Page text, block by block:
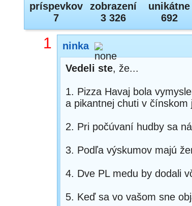
príspevkov
7
zobrazení
3 326
unikátne
692
1 ninka
Vedeli ste, že...
1. Pizza Havaj bola
a pikantnej chuti v čínskom
2. Pri počúvaní hudby sa
3. Podľa výskumov majú
4. Dve PL medu by dodali
5. Keď sa vo vašom sne